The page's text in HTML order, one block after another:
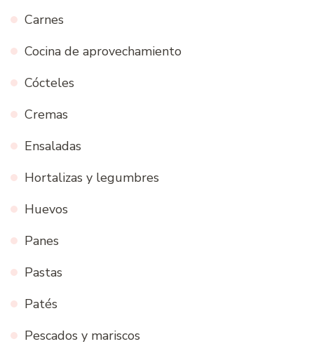
Carnes
Cocina de aprovechamiento
Cócteles
Cremas
Ensaladas
Hortalizas y legumbres
Huevos
Panes
Pastas
Patés
Pescados y mariscos